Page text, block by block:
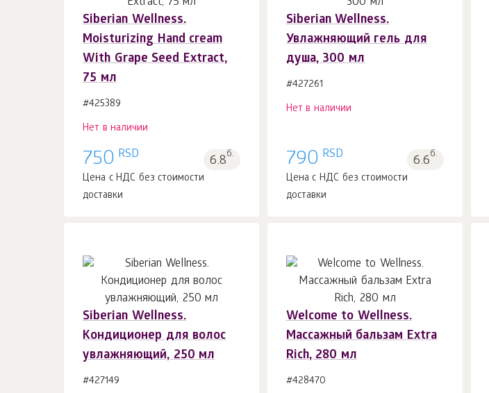
Siberian Wellness.
Moisturizing Hand cream
With Grape Seed Extract,
75 мл
#425389
Нет в наличии
750 RSD 6.8б.
Цена с НДС без стоимости
доставки
Siberian Wellness.
Увлажняющий гель для
душа, 300 мл
#427261
Нет в наличии
790 RSD 6.6б.
Цена с НДС без стоимости
доставки
Siberian Wellness.
Кондиционер для волос
увлажняющий, 250 мл
#427149
Welcome to Wellness.
Массажный бальзам Extra
Rich, 280 мл
#428470